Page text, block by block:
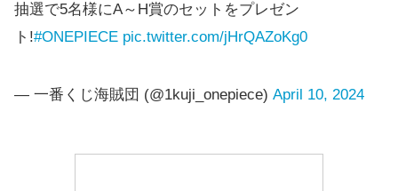
抽選で5名様にA～H賞のセットをプレゼン
ト!#ONEPIECE pic.twitter.com/jHrQAZoKg0
— 一番くじ海賊団 (@1kuji_onepiece) April 10, 2024